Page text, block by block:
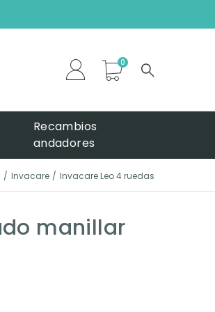
Recambios
andadores
Invacare Invacare Leo 4 ruedas
manillar